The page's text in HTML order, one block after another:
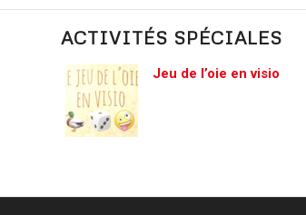
ACTIVITÉS SPÉCIALES
Jeu de l’oie en visio